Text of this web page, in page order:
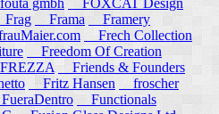
gmbh
FOXCAT Design
Frama
Framery
Frech Collection
Freedom Of Creation
Friends & Founders
Fritz Hansen
froscher
Functionals